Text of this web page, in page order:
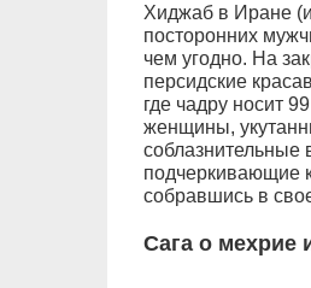
Хиджаб в Иране
посторонних
чем угодно. На
персидские
где чадру носит
женщины,
соблазнительные
подчеркивающие
собравшись в
Сага о мехрие